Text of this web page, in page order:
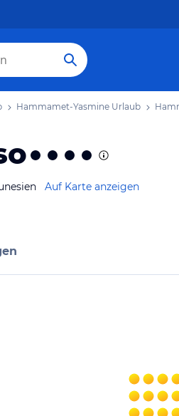
Hammamet-Yasmine Urlaub
Auf Karte anzeigen